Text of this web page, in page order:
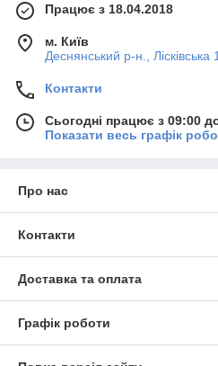
Працює з 18.04.2018
м. Київ
Деснянський р-н., Лісківська
Контакти
Сьогодні працює з 09:00
Показати весь графік
Про нас
Контакти
Доставка та оплата
Графік роботи